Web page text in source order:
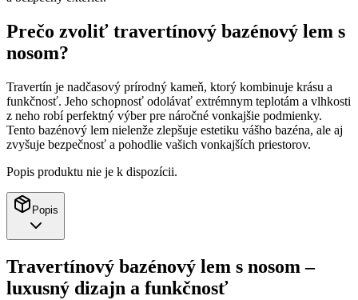
Prečo zvoliť travertínový bazénový lem s
nosom?
Travertín je nadčasový prírodný kameň, ktorý kombinuje krásu a
funkčnosť. Jeho schopnosť odolávať extrémnym teplotám a vlhkosti
z neho robí perfektný výber pre náročné vonkajšie podmienky.
Tento bazénový lem nielenže zlepšuje estetiku vášho bazéna, ale aj
zvyšuje bezpečnosť a pohodlie vašich vonkajších priestorov.
Popis produktu nie je k dispozícii.
Popis
Travertínový bazénový lem s nosom –
luxusný dizajn a funkčnosť